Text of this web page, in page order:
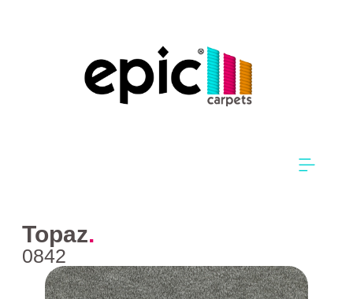
Topaz.
0842